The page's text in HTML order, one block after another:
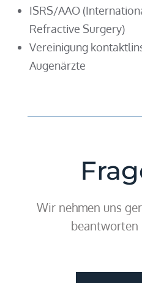
ISRS/AAO
Refractive Surgery)
Vereinigung
Augenärzte
Wir nehmen uns
beantworten